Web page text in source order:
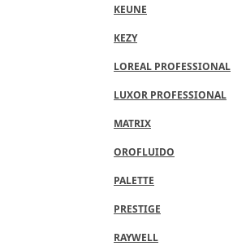
KEUNE
KEZY
LOREAL PROFESSIONAL
LUXOR PROFESSIONAL
MATRIX
OROFLUIDO
PALETTE
PRESTIGE
RAYWELL